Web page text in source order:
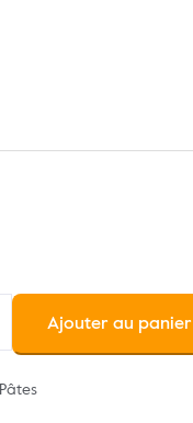
Ajouter au panier
Pâtes